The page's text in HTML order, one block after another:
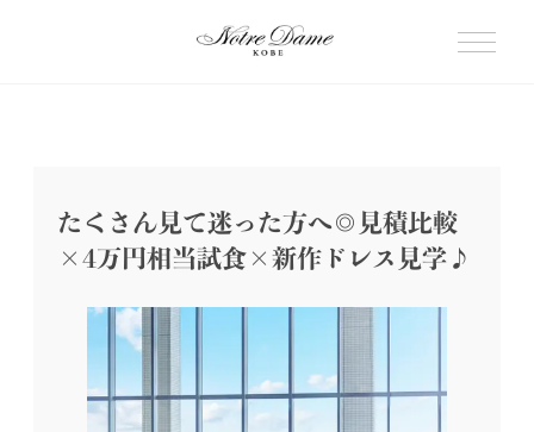
たくさん見て迷った方へ◎見積比較
×4万円相当試食×新作ドレス見学♪